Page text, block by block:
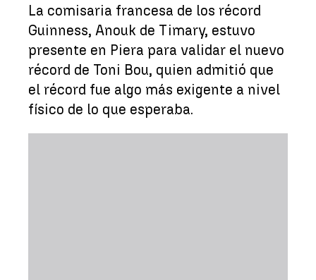
La comisaria francesa de los récord
Guinness, Anouk de Timary, estuvo
presente en Piera para validar el nuevo
récord de Toni Bou, quien admitió que
el récord fue algo más exigente a nivel
físico de lo que esperaba.